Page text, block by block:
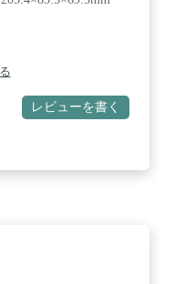
レビューを書く